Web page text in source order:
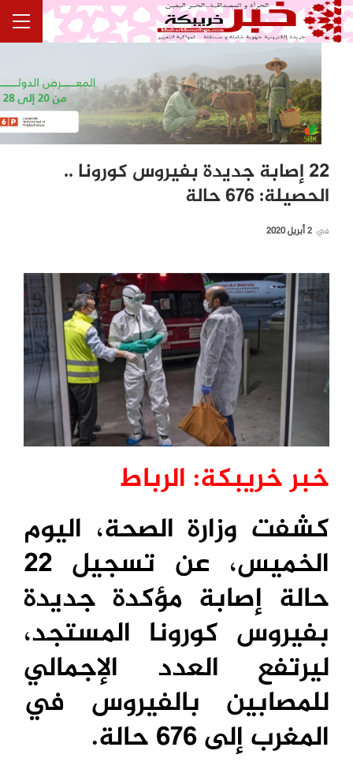
22 إصابة جديدة بفيروس كورونا ..
الحصيلة: 676 حالة
في 2 أبريل 2020
خبر خريبكة: الرباط
كشفت وزارة الصحة، اليوم
الخميس، عن تسجيل 22
حالة إصابة مؤكدة جديدة
بفيروس كورونا المستجد،
ليرتفع العدد الإجمالي
للمصابين بالفيروس في
المغرب إلى 676 حالة.